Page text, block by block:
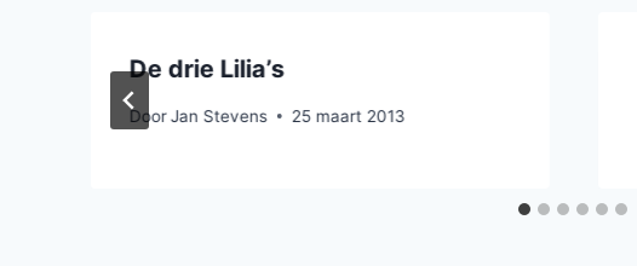
De drie Lilia’s
DoorJan Stevens 25 maart 2013